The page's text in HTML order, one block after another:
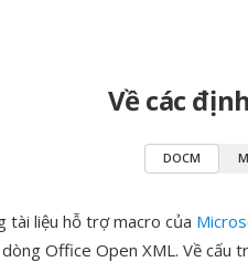
Về các
DOCM
tài liệu hỗ trợ macro của
Office Open XML. Về